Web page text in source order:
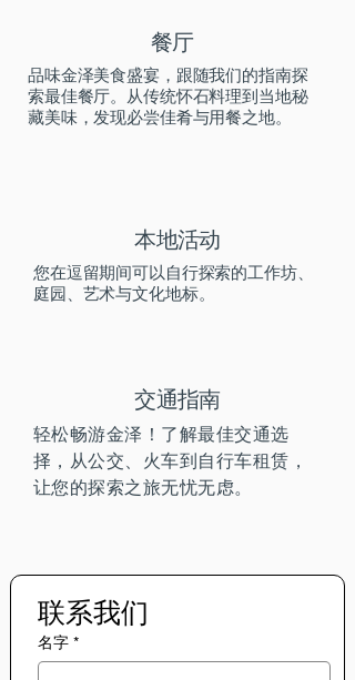
餐厅
品味金泽美食盛宴，跟随我们的指南探
索最佳餐厅。从传统怀石料理到当地秘
藏美味，发现必尝佳肴与用餐之地。
本地活动
您在逗留期间可以自行探索的工作坊、
庭园、艺术与文化地标。
交通指南
轻松畅游金泽！了解最佳交通选
择，从公交、火车到自行车租赁，
让您的探索之旅无忧无虑。
联系我们
名字 *